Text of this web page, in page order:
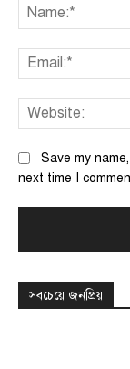
Save my
next time I
সবচেয়ে জনপ্রিয়